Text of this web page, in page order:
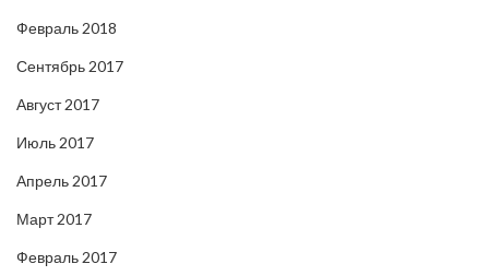
Февраль 2018
Сентябрь 2017
Август 2017
Июль 2017
Апрель 2017
Март 2017
Февраль 2017